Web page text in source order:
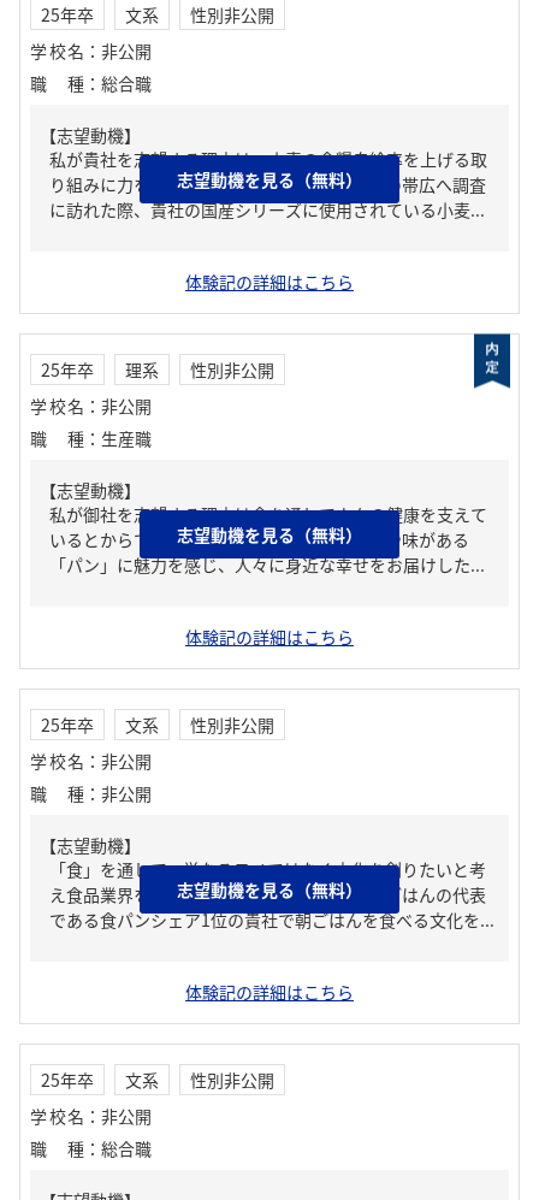
25年卒 文系
性別非公開
学校名 ： 非公開
職種 ： 総合職
【志望動機】
私が貴社を志望する理由は、小麦の食糧自給率を上げる取
り組みに力を入れているからです。 北海道の帯広へ調査
に訪れた際、貴社の国産シリーズに使用されている小麦...
体験記の詳細はこちら
志望動機を見る（無料）
25年卒 理系
性別非公開
学校名 ： 非公開
職種 ： 生産職
【志望動機】
私が御社を志望する理由は食を通して人々の健康を支えて
いるとからです。私は主食であり様々な種類や味がある
「パン」に魅力を感じ、人々に身近な幸せをお届けした...
体験記の詳細はこちら
志望動機を見る（無料）
25年卒 文系
性別非公開
学校名 ： 非公開
職種 ： 非公開
【志望動機】
「食」を通して、単なるモノではなく文化を創りたいと考
え食品業界を志望しています。その中でも朝ごはんの代表
である食パンシェア1位の貴社で朝ごはんを食べる文化を...
体験記の詳細はこちら
志望動機を見る（無料）
25年卒 文系
性別非公開
学校名 ： 非公開
職種 ： 総合職